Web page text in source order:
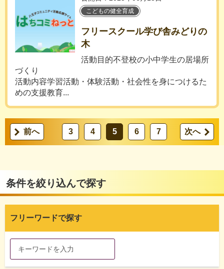
こどもの健全育成
フリースクール学び舎みどりの
木
活動目的不登校の小中学生の居場所
づくり
活動内容学習活動・体験活動・社会性を身につけるた
めの支援教育...
前へ 3 4 5 6 7 次へ
条件を絞り込んで探す
フリーワードで探す